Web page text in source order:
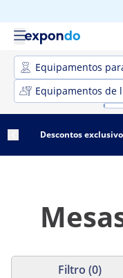
Equipamentos
Equipamentos de
Descontos
Filtro (0)